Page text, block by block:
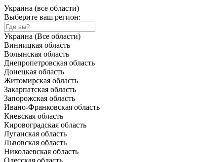
Украина (все области)
Выберите ваш регион:
Украина (Все области)
Винницкая область
Волынская область
Днепропетровская область
Донецкая область
Житомирская область
Закарпатская область
Запорожская область
Ивано-Франковская область
Киевская область
Кировоградская область
Луганская область
Львовская область
Николаевская область
Одесская область